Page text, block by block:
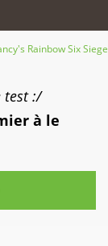
Rainbow Six Siege
test :/
à le